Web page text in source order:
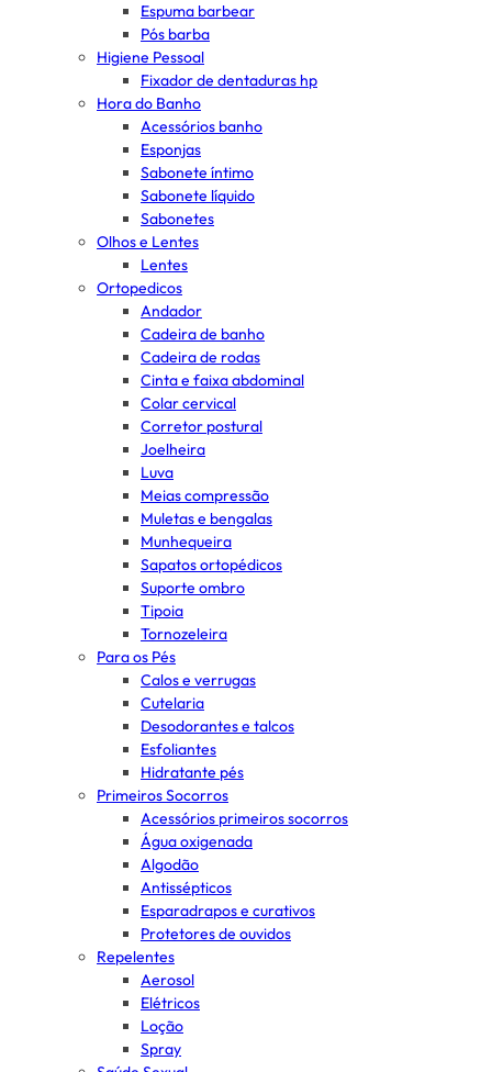
Espuma barbear
Pós barba
Higiene Pessoal
Fixador de dentaduras hp
Hora do Banho
Acessórios banho
Esponjas
Sabonete íntimo
Sabonete líquido
Sabonetes
Olhos e Lentes
Lentes
Ortopedicos
Andador
Cadeira de banho
Cadeira de rodas
Cinta e faixa abdominal
Colar cervical
Corretor postural
Joelheira
Luva
Meias compressão
Muletas e bengalas
Munhequeira
Sapatos ortopédicos
Suporte ombro
Tipoia
Tornozeleira
Para os Pés
Calos e verrugas
Cutelaria
Desodorantes e talcos
Esfoliantes
Hidratante pés
Primeiros Socorros
Acessórios primeiros socorros
Água oxigenada
Algodão
Antissépticos
Esparadrapos e curativos
Protetores de ouvidos
Repelentes
Aerosol
Elétricos
Loção
Spray